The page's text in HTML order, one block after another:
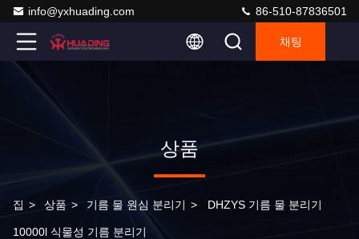
info@yxhuading.com 86-510-87836501
채팅
상품
집 > 상품 > 기름 물 원심 분리기 > DHZYS 기름 물 분리기
10000l 식물성 기름 분리기